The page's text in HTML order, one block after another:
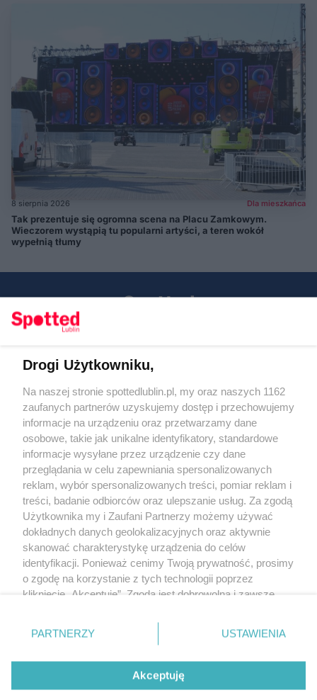
8 sierpnia 2026 Dla mieszkańca
Tak prezentuje się ogromna scena na Placu Zamkowym.
Wieczorem wystąpią tu popularni artyści, a teren wokół
wypełnią tłumy
KATEGORIE
OGŁOSZENIA
WYDARZENIA
NA SKRÓTY
Regulamin
Polityka prywatności
RODO
Warunki korzystania z treści
Drogi Użytkowniku,
Na naszej stronie spottedlublin.pl, my oraz naszych 1162
zaufanych partnerów uzyskujemy dostęp i przechowujemy
informacje na urządzeniu oraz przetwarzamy dane
osobowe, takie jak unikalne identyfikatory, standardowe
informacje wysyłane przez urządzenie czy dane
przeglądania w celu zapewniania spersonalizowanych
reklam, wybór spersonalizowanych treści, pomiar reklam i
treści, badanie odbiorców oraz ulepszanie usług. Za zgodą
Użytkownika my i Zaufani Partnerzy możemy używać
dokładnych danych geolokalizacyjnych oraz aktywnie
skanować charakterystykę urządzenia do celów
identyfikacji. Ponieważ cenimy Twoją prywatność, prosimy
o zgodę na korzystanie z tych technologii poprzez
kliknięcie „Akceptuję”. Zgoda jest dobrowolna i zawsze
prywatności znajdujący się w lewym dolnym rogu strony
. Niektóre rodzaje przetwarzania danych nie wymagają
zgody użytkownika, ale masz prawo sprzeciwić się
takiemu przetwarzaniu. Preferencje będą miały
zastosowania tylko na tej witrynie.
PARTNERZY USTAWIENIA
Akceptuję